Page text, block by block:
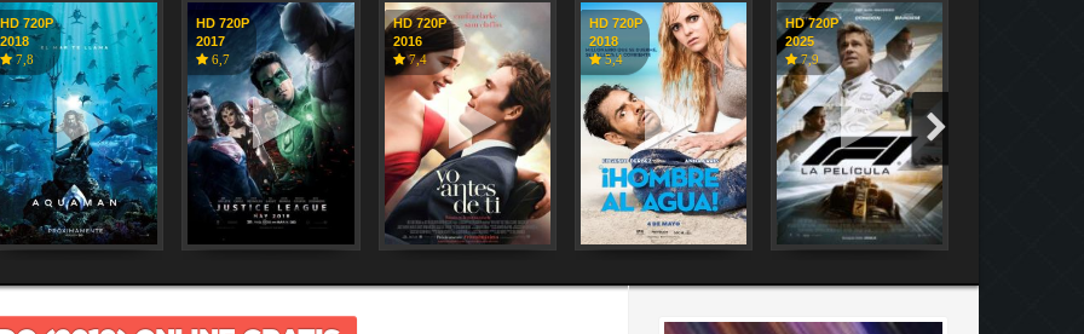
HD 720P
2018
7,8
HD 720P
2017
6,7
HD 720P
2016
7,4
HD 720P
2018
5,4
HD 720P
2025
7,9